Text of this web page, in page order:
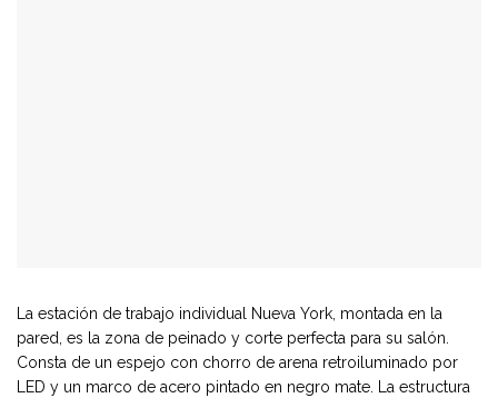
La estación de trabajo individual Nueva York, montada en la
pared, es la zona de peinado y corte perfecta para su salón.
Consta de un espejo con chorro de arena retroiluminado por
LED y un marco de acero pintado en negro mate. La estructura